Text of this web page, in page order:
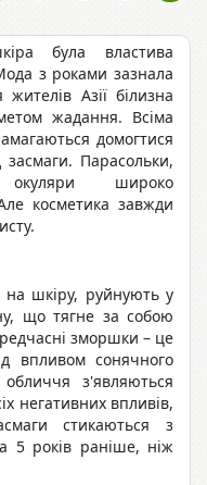
була властива
з роками зазнала
Азії білизна
жадання. Всіма
домогтися
засмаги. Парасольки,
окуляри широко
косметика завжди
шкіру, руйнують у
що тягне за собою
зморшки – це
впливом сонячного
з'являються
негативних впливів,
стикаються з
5 років раніше, ніж